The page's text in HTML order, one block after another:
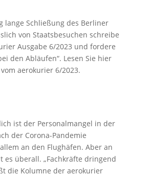
lange Schließung des Berliner
von Staatsbesuchen schreibe
Ausgabe 6/2023 und fordere
den Abläufen“. Lesen Sie hier
aerokurier 6/2023.
ist der Personalmangel in der
der Corona-Pandemie
an den Flughäfen. Aber an
es überall. „Fachkräfte dringend
die Kolumne der aerokurier